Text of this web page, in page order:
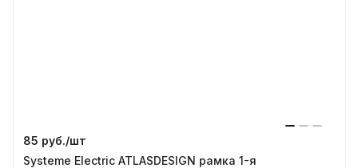
85 руб./шт
Systeme Electric ATLASDESIGN рамка 1-я